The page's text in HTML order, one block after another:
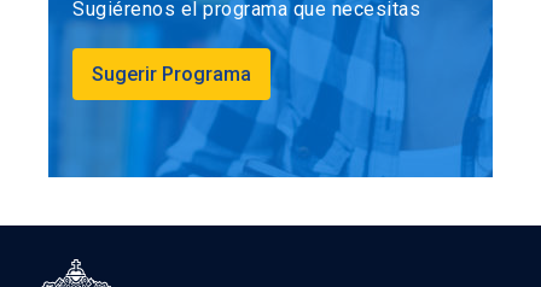
Sugiérenos el programa que necesitas
Sugerir Programa